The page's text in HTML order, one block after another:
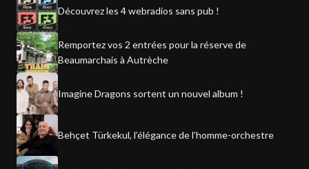
Découvrez les 4 webradios sans pub !
Remportez vos 2 entrées pour la réserve de
Beaumarchais à Autrèche
Imagine Dragons sortent un nouvel album !
Behçet Türkekul, l’élégance de l’homme-orchestre